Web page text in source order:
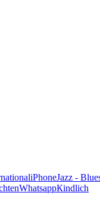
iPhoneJazz -
WhatsappКindlich